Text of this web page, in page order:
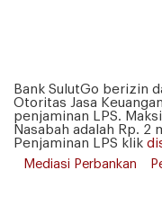
Bank SulutGo berizin
Otoritas Jasa
penjaminan LPS.
Nasabah adalah Rp. 2
Penjaminan LPS klik
Mediasi Perbankan